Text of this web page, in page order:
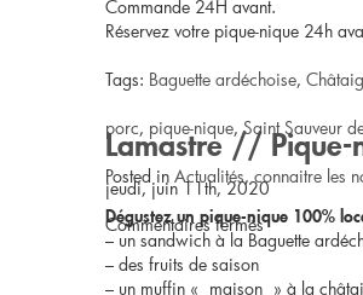
Commande 24H avant.
Réservez votre pique-nique 24h
Tags: Baguette ardéchoise,
porc, pique-nique,Saint Sauveur
Posted in Actualités,connaitre les
Commentaires ferméssur
Lamastre // Pique-
jeudi, juin 11th, 2020
Dégustez un pique-nique 100%
– un sandwich à la Baguette
– des fruits de saison
– un muffin « maison » à la